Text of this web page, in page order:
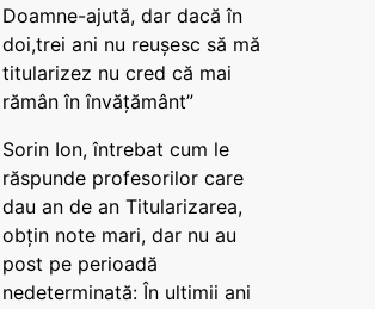
Doamne-ajută, dar dacă în
doi,trei ani nu reușesc să mă
titularizez nu cred că mai
rămân în învățământ”
Sorin Ion, întrebat cum le
răspunde profesorilor care
dau an de an Titularizarea,
obțin note mari, dar nu au
post pe perioadă
nedeterminată: În ultimii ani